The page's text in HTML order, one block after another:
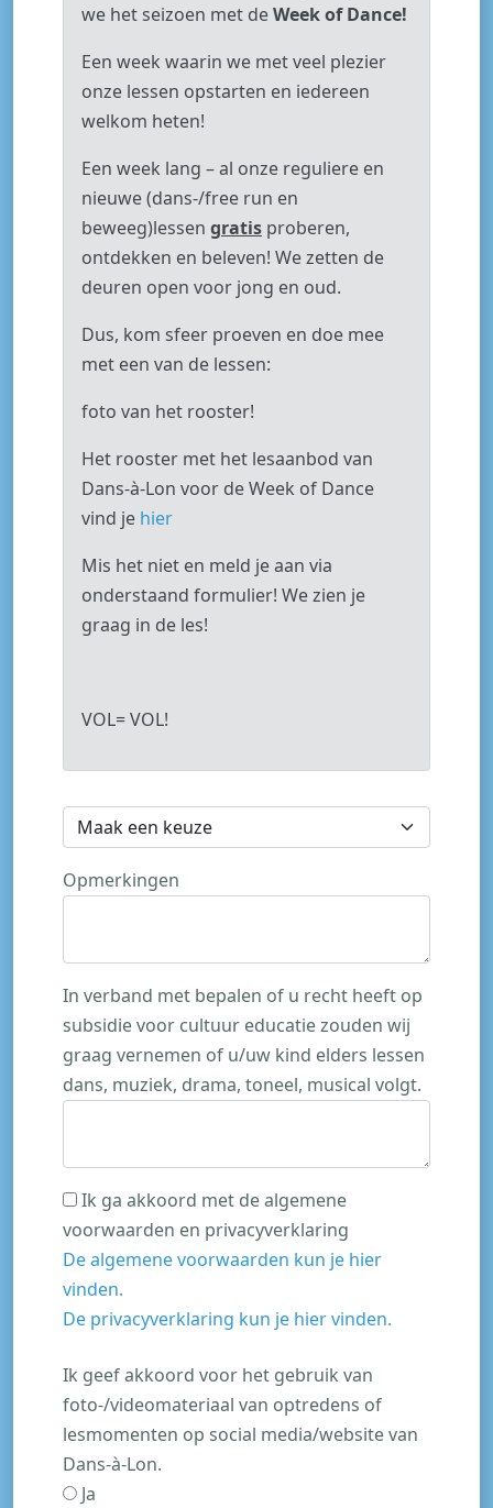
we het seizoen met deWeek of Dance!
Een week waarin we met veel plezier
onze lessen opstarten en iedereen
welkom heten!
Een week lang – al onze reguliere en
nieuwe (dans-/free run en
beweeg)lessen gratis proberen,
ontdekken en beleven! We zetten de
deuren open voor jong en oud.
Dus, kom sfeer proeven en doe mee
met een van de lessen:
foto van het rooster!
Het rooster met het lesaanbod van
Dans-à-Lon voor de Week of Dance
vind je hier
Mis het niet en meld je aan via
onderstaand formulier! We zien je
graag in de les!
VOL= VOL!
Opmerkingen
In verband met bepalen of u recht heeft op
subsidie voor cultuur educatie zouden wij
graag vernemen of u/uw kind elders lessen
dans, muziek, drama, toneel, musical volgt.
Ik ga akkoord met de algemene
voorwaarden en privacyverklaring
De algemene voorwaarden kun je hier
vinden.
De privacyverklaring kun je hier vinden.
Ik geef akkoord voor het gebruik van
foto-/videomateriaal van optredens of
lesmomenten op social media/website van
Dans-à-Lon.
Ja